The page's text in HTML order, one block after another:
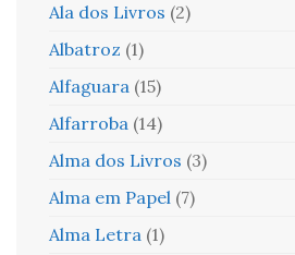
Ala dos Livros (2)
Albatroz (1)
Alfaguara (15)
Alfarroba (14)
Alma dos Livros (3)
Alma em Papel (7)
Alma Letra (1)